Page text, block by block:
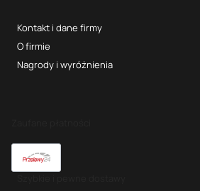
Kontakt i dane firmy
O firmie
Nagrody i wyróżnienia